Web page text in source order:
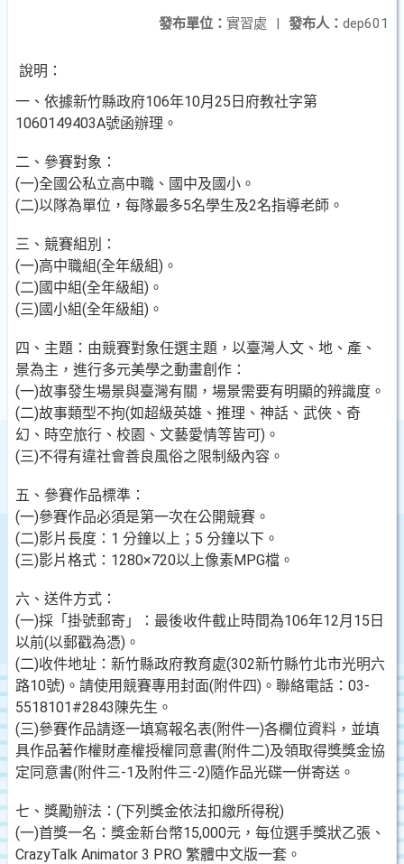
發布人： dep601
發布單位： 實習處 |
說明：
一、依據新竹縣政府106年10月25日府教社字第
1060149403A號函辦理。
二、參賽對象：
(一)全國公私立高中職、國中及國小。
(二)以隊為單位，每隊最多5名學生及2名指導老師。
三、競賽組別：
(一)高中職組(全年級組)。
(二)國中組(全年級組)。
(三)國小組(全年級組)。
四、主題：由競賽對象任選主題，以臺灣人文、地、產、
景為主，進行多元美學之動畫創作：
(一)故事發生場景與臺灣有關，場景需要有明顯的辨識度。
(二)故事類型不拘(如超級英雄、推理、神話、武俠、奇
幻、時空旅行、校園、文藝愛情等皆可)。
(三)不得有違社會善良風俗之限制級內容。
五、參賽作品標準：
(一)參賽作品必須是第一次在公開競賽。
(二)影片長度：1 分鐘以上；5 分鐘以下。
(三)影片格式：1280×720以上像素MPG檔。
六、送件方式：
(一)採「掛號郵寄」：最後收件截止時間為106年12月15日
以前(以郵戳為憑)。
(二)收件地址：新竹縣政府教育處(302新竹縣竹北市光明六
路10號)。請使用競賽專用封面(附件四)。聯絡電話：03-
5518101#2843陳先生。
(三)參賽作品請逐一填寫報名表(附件一)各欄位資料，並填
具作品著作權財產權授權同意書(附件二)及領取得獎獎金協
定同意書(附件三-1及附件三-2)隨作品光碟一併寄送。
七、獎勵辦法：(下列獎金依法扣繳所得稅)
(一)首獎一名：獎金新台幣15,000元，每位選手獎狀乙張、
CrazyTalk Animator 3 PRO 繁體中文版一套。